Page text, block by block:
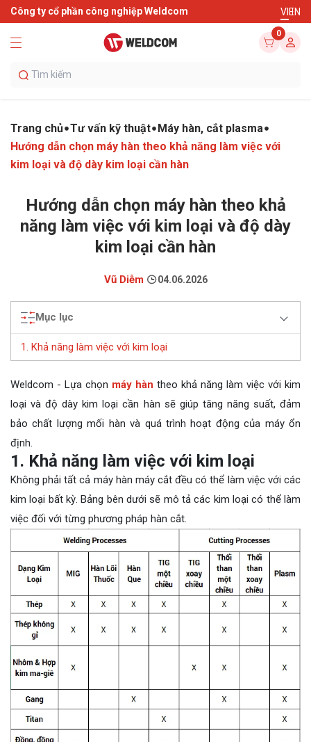
Công ty cổ phần công nghiệp Weldcom VIEN
0
Trang chủ Tư vấn kỹ thuật Máy hàn, cắt plasma
Hướng dẫn chọn máy hàn theo khả năng làm việc với
kim loại và độ dày kim loại cần hàn
Hướng dẫn chọn máy hàn theo khả
năng làm việc với kim loại và độ dày
kim loại cần hàn
Vũ Diễm 04.06.2026
Mục lục
1. Khả năng làm việc với kim loại
Weldcom - Lựa chọn máy hàn theo khả năng làm việc với kim
loại và độ dày kim loại cần hàn sẽ giúp tăng năng suất, đảm
bảo chất lượng mối hàn và quá trình hoạt động của máy ổn
định.
1. Khả năng làm việc với kim loại
Không phải tất cả máy hàn máy cắt đều có thể làm việc với các
kim loại bất kỳ. Bảng bên dưới sẽ mô tả các kim loại có thể làm
việc đối với từng phương pháp hàn cắt.